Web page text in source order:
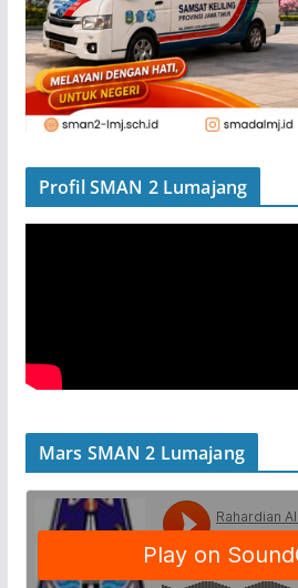
Profil SMAN 2 Lumajang
Mars SMAN 2 Lumajang